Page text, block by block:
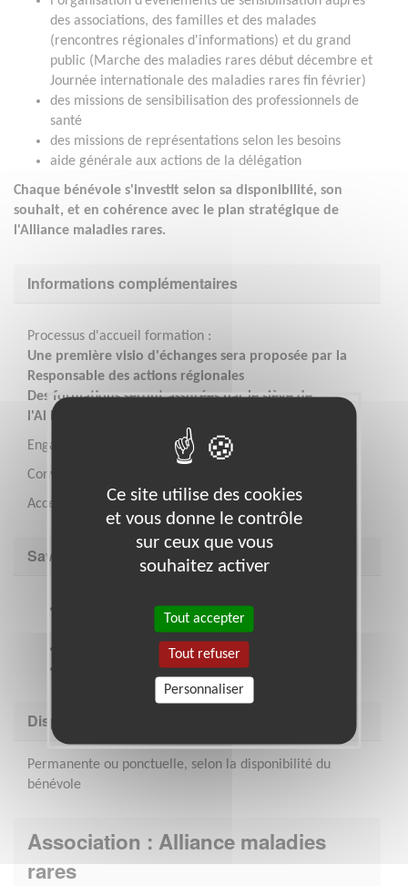
des associations, des familles et des malades
(rencontres régionales d'informations) et du grand
public (Marche des maladies rares début décembre et
Journée internationale des maladies rares fin février)
des missions de sensibilisation des professionnels de
santé
des missions de représentations selon les besoins
aide générale aux actions de la délégation
Chaque bénévole s'investit selon sa disponibilité, son
souhait, et en cohérence avec le plan stratégique de
l'Alliance maladies rares.
Informations complémentaires
Processus d'accueil formation :
Une première visio d'échanges sera proposée par la
Responsable des actions régionales
Des formations seront assurées par le siège de
l'Alliance maladies rares
Engagement assurance
Convention écrite
Accessibilité personne à mobilité réduite
Savoir être & compétences
Maîtriser les outils de bureautique et la
messagerie électronique
Aimer travailler en équipe
Avoir de bonnes capacités relationnelles
Disponibilité demandée
Permanente ou ponctuelle, selon la disponibilité du
bénévole
Association : Alliance maladies
rares
Ce site utilise des cookies
et vous donne le contrôle
sur ceux que vous
souhaitez activer
Tout accepter
Tout refuser
Personnaliser